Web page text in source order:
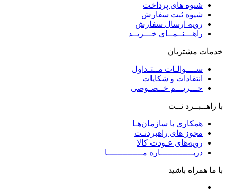
شیوه های پرداخت
شیوه ثبت سفارش
رویه ارسال سفارش
راهـــنــمــای خـــریــد
خدمات مشتریان
ســــوالـات مــتـداول
انتقادات و شکایات
حـــریـــم خــصـوصی
با راهــبــرد نــت
همکاری با سازمان‌هـا
مجوز های راهبردنـت
رویه‌های عـودت کالا
دربـــــــــــــاره مــــــــــــــا
با ما همراه باشید